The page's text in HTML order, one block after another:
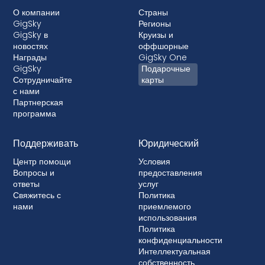
О компании
GigSky
GigSky в
новостях
Награды
GigSky
Сотрудничайте
с нами
Партнерская
программа
Страны
Регионы
Круизы и
оффшорные
GigSky One
Подарочные
карты
Поддерживать
Центр помощи
Вопросы и
ответы
Свяжитесь с
нами
Юридический
Условия
предоставления
услуг
Политика
приемлемого
использования
Политика
конфиденциальности
Интеллектуальная
собственность